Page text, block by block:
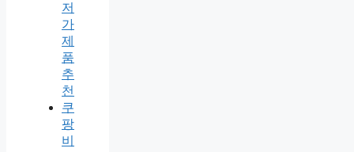
저
가
제
품
추
천
쿠
팡
비